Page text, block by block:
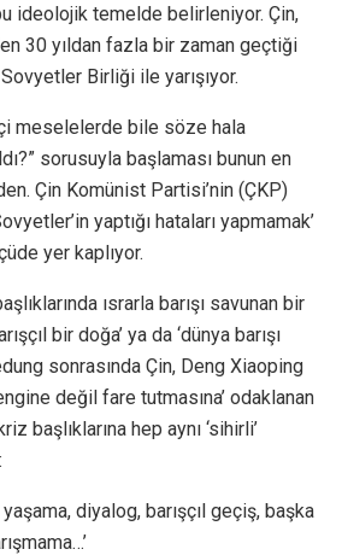
ideolojik temelde belirleniyor. Çin,
30 yıldan fazla bir zaman geçtiği
Birliği ile yarışıyor.
meselelerde bile söze hala
sorusuyla başlaması bunun en
Çin Komünist Partisi’nin (ÇKP)
yaptığı hataları yapmamak’
yer kaplıyor.
ısrarla barışı savunan bir
bir doğa’ ya da ‘dünya barışı
sonrasında Çin, Deng Xiaoping
değil fare tutmasına’ odaklanan
başlıklarına hep aynı ‘sihirli’
diyalog, barışçıl geçiş, başka